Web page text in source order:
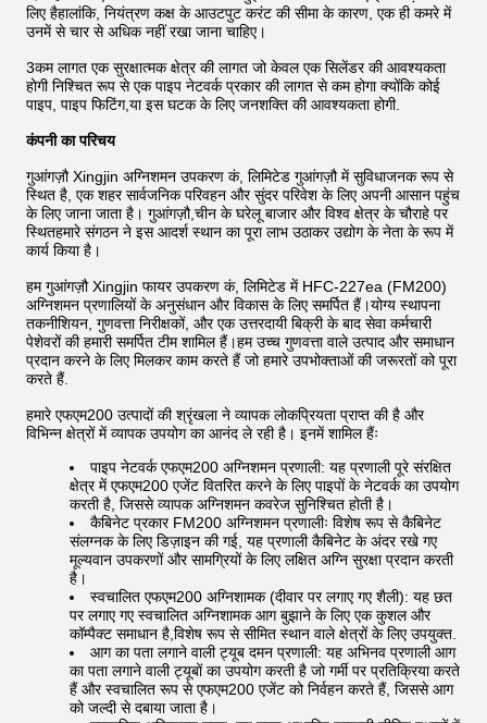
लिए हैहालांकि, नियंत्रण कक्ष के आउटपुट करंट की सीमा के कारण, एक ही कमरे में
उनमें से चार से अधिक नहीं रखा जाना चाहिए।
3कम लागत एक सुरक्षात्मक क्षेत्र की लागत जो केवल एक सिलेंडर की आवश्यकता
होगी निश्चित रूप से एक पाइप नेटवर्क प्रकार की लागत से कम होगा क्योंकि कोई
पाइप, पाइप फिटिंग,या इस घटक के लिए जनशक्ति की आवश्यकता होगी.
कंपनी का परिचय
गुआंगज़ौ Xingjin अग्निशमन उपकरण कं, लिमिटेड गुआंगज़ौ में सुविधाजनक रूप से
स्थित है, एक शहर सार्वजनिक परिवहन और सुंदर परिवेश के लिए अपनी आसान पहुंच
के लिए जाना जाता है। गुआंगज़ौ,चीन के घरेलू बाजार और विश्व क्षेत्र के चौराहे पर
स्थितहमारे संगठन ने इस आदर्श स्थान का पूरा लाभ उठाकर उद्योग के नेता के रूप में
कार्य किया है।
हम गुआंगज़ौ Xingjin फायर उपकरण कं, लिमिटेड में HFC-227ea (FM200)
अग्निशमन प्रणालियों के अनुसंधान और विकास के लिए समर्पित हैं।योग्य स्थापना
तकनीशियन, गुणवत्ता निरीक्षकों, और एक उत्तरदायी बिक्री के बाद सेवा कर्मचारी
पेशेवरों की हमारी समर्पित टीम शामिल हैं।हम उच्च गुणवत्ता वाले उत्पाद और समाधान
प्रदान करने के लिए मिलकर काम करते हैं जो हमारे उपभोक्ताओं की जरूरतों को पूरा
करते हैं.
हमारे एफएम200 उत्पादों की श्रृंखला ने व्यापक लोकप्रियता प्राप्त की है और
विभिन्न क्षेत्रों में व्यापक उपयोग का आनंद ले रही है। इनमें शामिल हैंः
पाइप नेटवर्क एफएम200 अग्निशमन प्रणाली: यह प्रणाली पूरे संरक्षित
क्षेत्र में एफएम200 एजेंट वितरित करने के लिए पाइपों के नेटवर्क का उपयोग
करती है, जिससे व्यापक अग्निशमन कवरेज सुनिश्चित होती है।
कैबिनेट प्रकार FM200 अग्निशमन प्रणालीः विशेष रूप से कैबिनेट
संलग्नक के लिए डिज़ाइन की गई, यह प्रणाली कैबिनेट के अंदर रखे गए
मूल्यवान उपकरणों और सामग्रियों के लिए लक्षित अग्नि सुरक्षा प्रदान करती
है।
स्वचालित एफएम200 अग्निशामक (दीवार पर लगाए गए शैली): यह छत
पर लगाए गए स्वचालित अग्निशामक आग बुझाने के लिए एक कुशल और
कॉम्पैक्ट समाधान है,विशेष रूप से सीमित स्थान वाले क्षेत्रों के लिए उपयुक्त.
आग का पता लगाने वाली ट्यूब दमन प्रणाली: यह अभिनव प्रणाली आग
का पता लगाने वाली ट्यूबों का उपयोग करती है जो गर्मी पर प्रतिक्रिया करते
हैं और स्वचालित रूप से एफएम200 एजेंट को निर्वहन करते हैं, जिससे आग
को जल्दी से दबाया जाता है।